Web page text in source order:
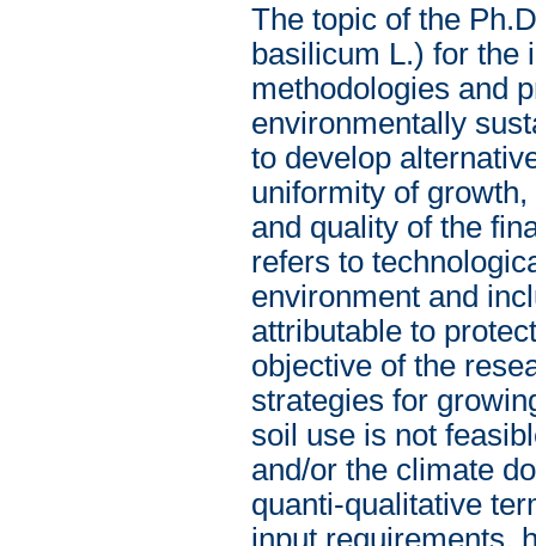
The topic of the
basilicum L.) for the
methodologies and
environmentally
to develop
uniformity of
and quality of the
refers to
environment and
attributable to
objective of the
strategies for
soil use is not
and/or the climate
quanti-qualitative
input requirements,